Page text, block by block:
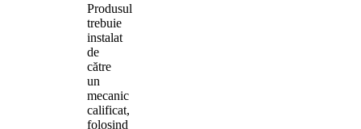
Produsul
trebuie
instalat
de
către
un
mecanic
calificat,
folosind